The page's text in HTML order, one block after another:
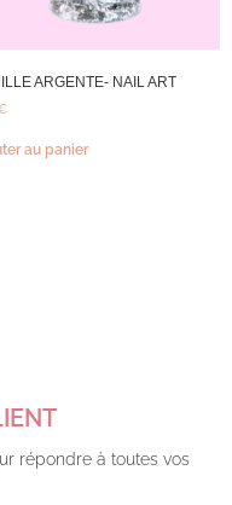
ARGENTE- NAIL ART
au panier
répondre à toutes vos